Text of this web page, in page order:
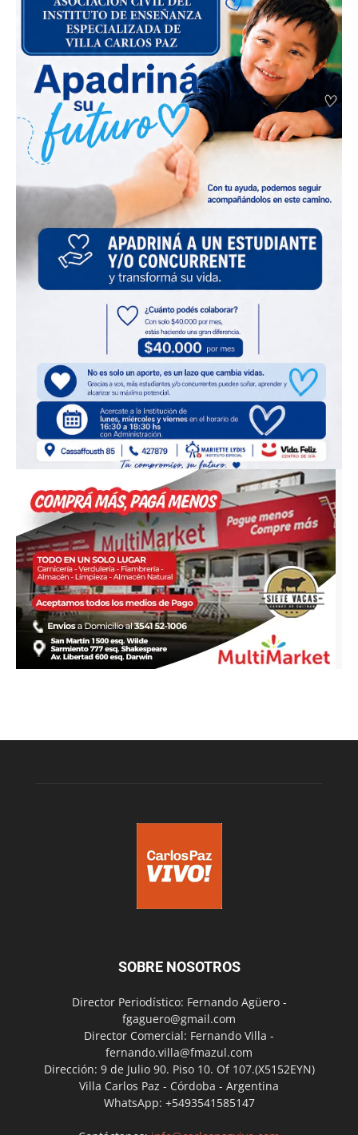
SOBRE NOSOTROS
Director Periodístico: Fernando Agüero -
fgaguero@gmail.com
Director Comercial: Fernando Villa -
fernando.villa@fmazul.com
Dirección: 9 de Julio 90. Piso 10. Of 107.(X5152EYN)
Villa Carlos Paz - Córdoba - Argentina
WhatsApp: +5493541585147